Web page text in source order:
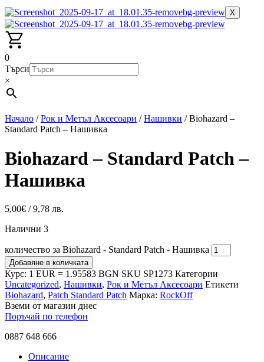
X
0
Търси
×
Начало /Рок и Метъл Аксесоари /Нашивки / Biohazard –
Standard Patch – Нашивка
Biohazard – Standard Patch –
Нашивка
5,00€ / 9,78 лв.
Налични 3
количество за Biohazard - Standard Patch - Нашивка
Добавяне в количката
Курс: 1 EUR = 1.95583 BGN SKU SP1273 Категории
Uncategorized, Нашивки, Рок и Метъл Аксесоари Етикети
Biohazard, Patch Standard Patch Марка: RockOff
Вземи от магазин днес
Поръчай по телефон
0887 648 666
Описание